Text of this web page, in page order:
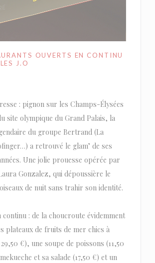
OUVERTS EN CONTINU
J.O
: pignon sur les Champs-Élysées
site olympique du Grand Palais, la
du groupe Bertrand (La
a retrouvé le glam’ de ses
Une jolie prouesse opérée par
Gonzalez, qui dépoussière le
de nuit sans trahir son identité.
continu : de la choucroute évidemment
plateaux de fruits de mer chics à
€), une soupe de poissons (11,50
et sa salade (17,50 €) et un